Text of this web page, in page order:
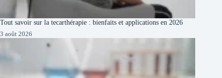
Tout savoir sur la tecarthérapie : bienfaits et applications en 2026
3 août 2026